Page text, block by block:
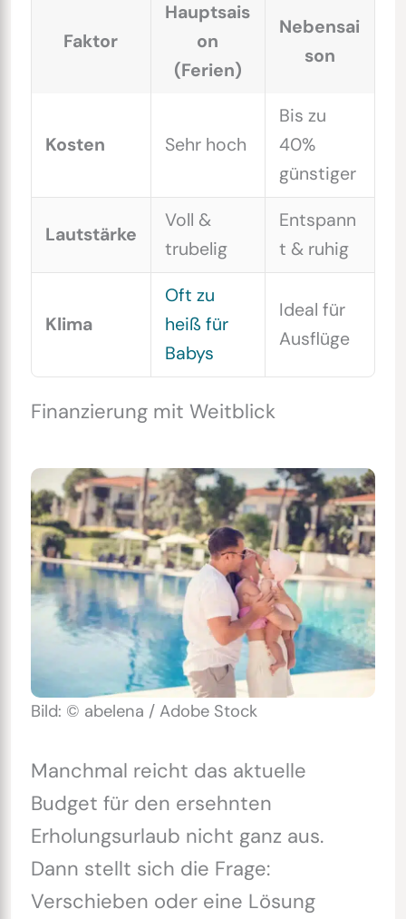
Faktor
Hauptsais
on
(Ferien)
Nebensai
son
Kosten Sehr hoch
Bis zu
40%
günstiger
Lautstärke
Voll &
trubelig
Entspann
t & ruhig
Klima
Oft zu
heiß für
Babys
Ideal für
Ausflüge
Finanzierung mit Weitblick
Bild: © abelena / Adobe Stock
Manchmal reicht das aktuelle
Budget für den ersehnten
Erholungsurlaub nicht ganz aus.
Dann stellt sich die Frage:
Verschieben oder eine Lösung